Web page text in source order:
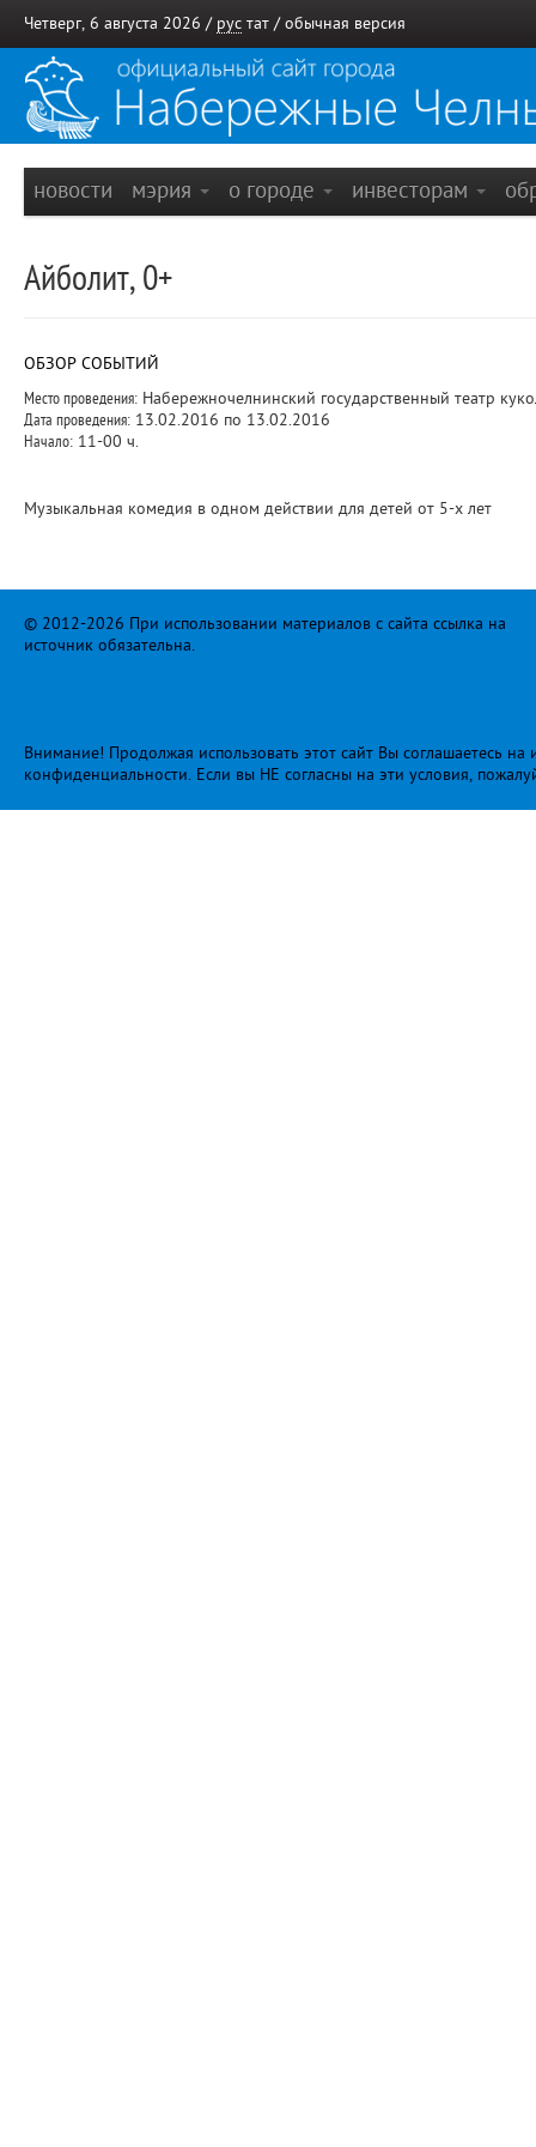
Четверг, 6 августа 2026 / рус тат / обычная версия
новости мэрия о городе инвесторам
Айболит, 0+
ОБЗОР СОБЫТИЙ
Место проведения: Набережночелнинский государственный театр
Дата проведения: 13.02.2016 по 13.02.2016
Начало: 11-00 ч.
Музыкальная комедия в одном действии для детей от 5-х лет
© 2012-2026 При использовании материалов с сайта ссылка на
источник обязательна.
Внимание! Продолжая использовать этот сайт Вы соглашаетесь
конфиденциальности. Если вы НЕ согласны на эти условия,